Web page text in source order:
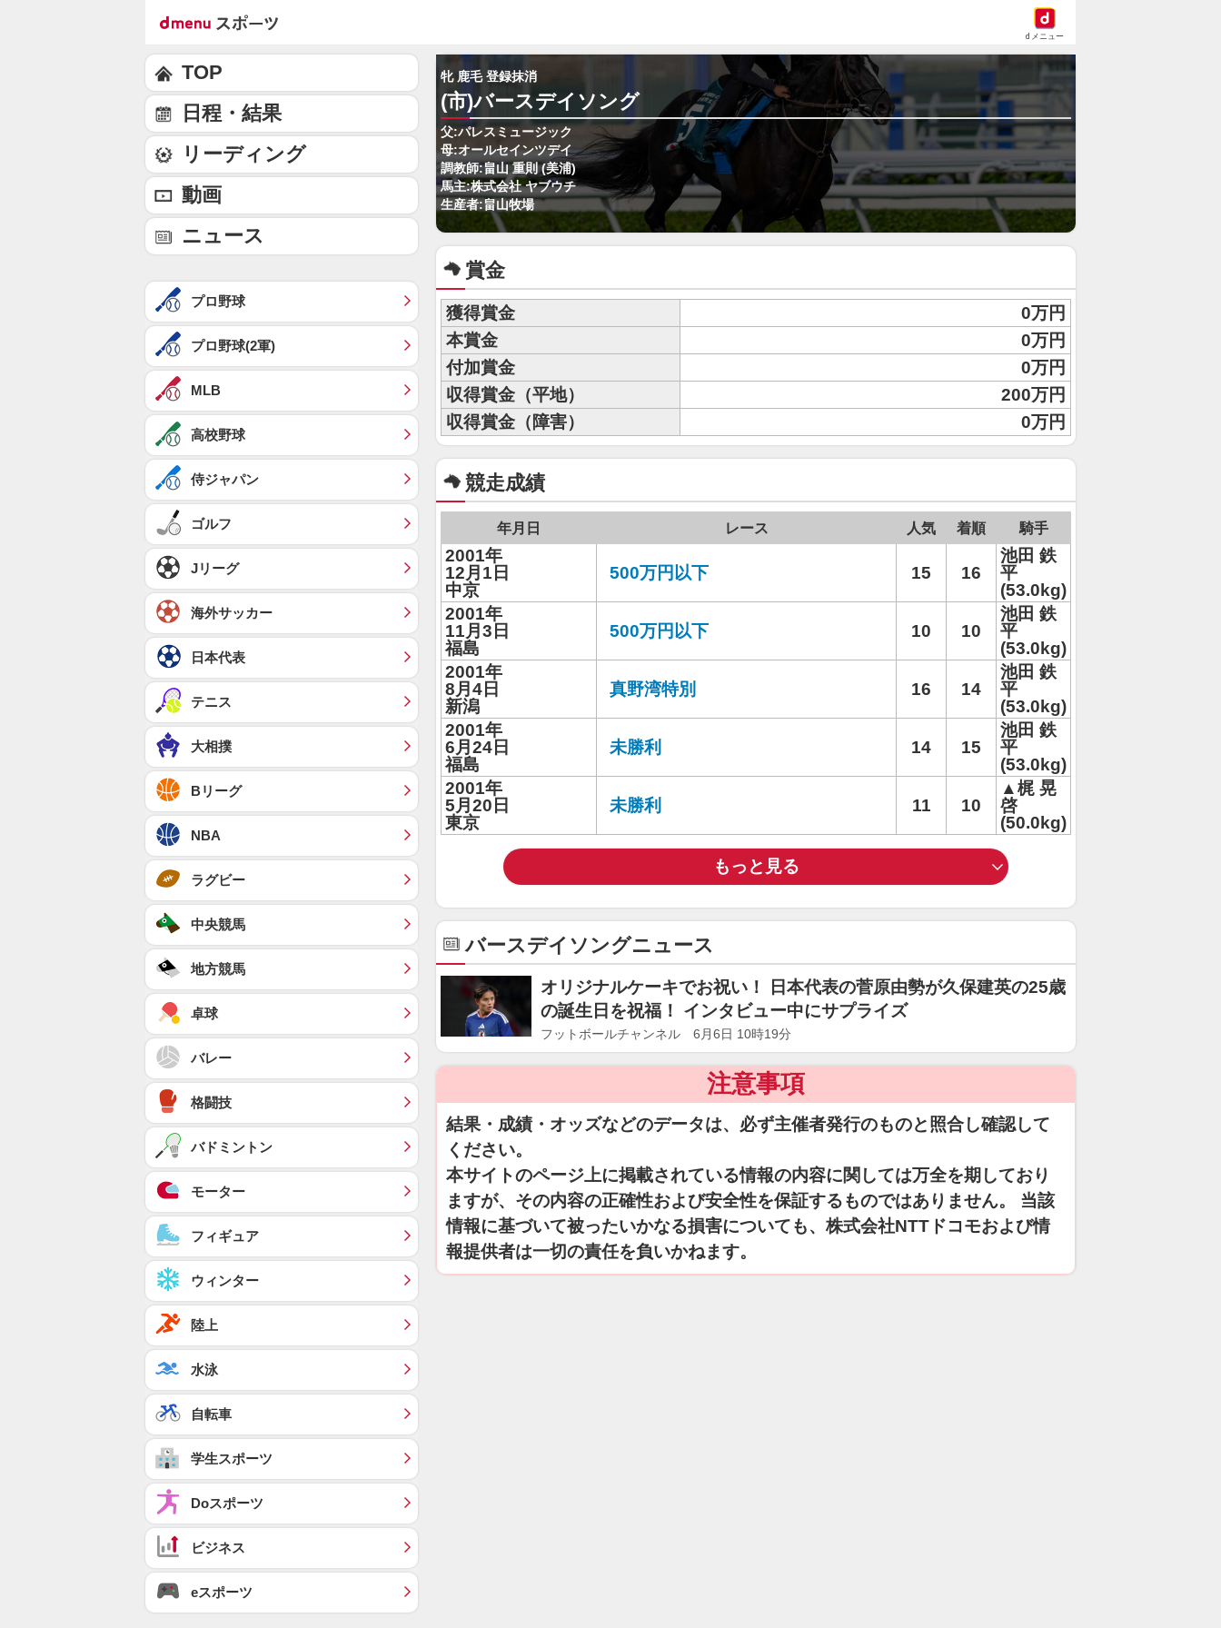
dメニュー
牝 鹿毛 登録抹消
(市)バースデイソング
父:パレスミュージック
母:オールセインツデイ
調教師:畠山 重則 (美浦)
馬主:株式会社 ヤブウチ
生産者:畠山牧場
賞金
獲得賞金
0万円
本賞金
0万円
付加賞金
0万円
収得賞金（平地）
200万円
収得賞金（障害）
0万円
競走成績
年月日 レース 人気 着順 騎手
2001年
12月1日
中京
500万円以下 15 16
池田 鉄
平
(53.0kg)
2001年
11月3日
福島
500万円以下 10 10
池田 鉄
平
(53.0kg)
2001年
8月4日
新潟
真野湾特別 16 14
池田 鉄
平
(53.0kg)
2001年
6月24日
福島
未勝利 14 15
池田 鉄
平
(53.0kg)
2001年
5月20日
東京
未勝利 11 10
▲梶 晃
啓
(50.0kg)
もっと見る
バースデイソングニュース
オリジナルケーキでお祝い！ 日本代表の菅原由勢が久保建英の25歳
の誕生日を祝福！ インタビュー中にサプライズ
フットボールチャンネル 6月6日 10時19分
注意事項
結果・成績・オッズなどのデータは、必ず主催者発行のものと照合し確認して
ください。
本サイトのページ上に掲載されている情報の内容に関しては万全を期しており
ますが、その内容の正確性および安全性を保証するものではありません。 当該
情報に基づいて被ったいかなる損害についても、株式会社NTTドコモおよび情
報提供者は一切の責任を負いかねます。
TOP
日程・結果
リーディング
動画
ニュース
プロ野球
プロ野球(2軍)
MLB
高校野球
侍ジャパン
ゴルフ
Jリーグ
海外サッカー
日本代表
テニス
大相撲
Bリーグ
NBA
ラグビー
中央競馬
地方競馬
卓球
バレー
格闘技
バドミントン
モーター
フィギュア
ウィンター
陸上
水泳
自転車
学生スポーツ
Doスポーツ
ビジネス
eスポーツ